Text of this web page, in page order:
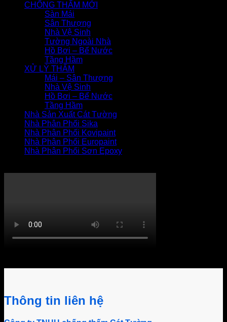
CHỐNG THẤM MỚI
Sàn Mái
Sân Thượng
Nhà Vệ Sinh
Tường Ngoài Nhà
Hồ Bơi – Bể Nước
Tầng Hầm
XỬ LÝ THẤM
Mái – Sân Thượng
Nhà Vệ Sinh
Hồ Bơi – Bể Nước
Tầng Hầm
Nhà Sản Xuất Cát Tường
Nhà Phân Phối Sika
Nhà Phân Phối Kovipaint
Nhà Phân Phối Europaint
Nhà Phân Phối Sơn Epoxy
Thông tin liên hệ